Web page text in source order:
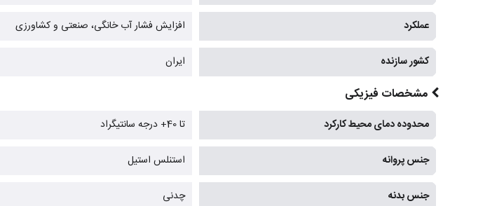
عملکرد افزایش فشار آب خانگی، صنعتی و کشاورزی
کشور سازنده ایران
مشخصات فیزیکی
محدوده دمای محیط کارکرد تا 40+ درجه سانتیگراد
جنس پروانه استنلس استیل
جنس بدنه چدنی